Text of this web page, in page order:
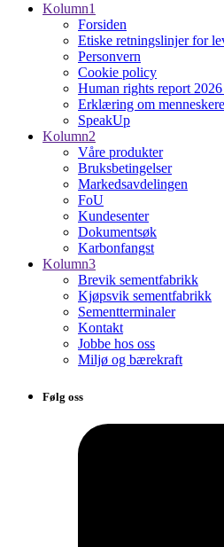
Kolumn1
Forsiden
Etiske retningslinjer for
Personvern
Cookie policy
Human rights report
Erklæring om
SpeakUp
Kolumn2
Våre produkter
Bruksbetingelser
Markedsavdelingen
FoU
Kundesenter
Dokumentsøk
Karbonfangst
Kolumn3
Brevik sementfabrikk
Kjøpsvik sementfabrikk
Sementterminaler
Kontakt
Jobbe hos oss
Miljø og bærekraft
Følg oss